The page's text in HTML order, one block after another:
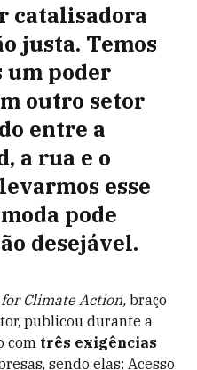
catalisadora
justa. Temos
um poder
outro setor
entre a
a rua e o
esse
pode
desejável.
Climate Action, braço
publicou durante a
com três exigências
sendo elas: Acesso